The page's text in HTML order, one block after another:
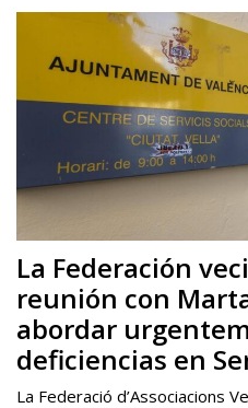
La Federación
reunión con
abordar
deficiencias en
La Federació d’Associacions